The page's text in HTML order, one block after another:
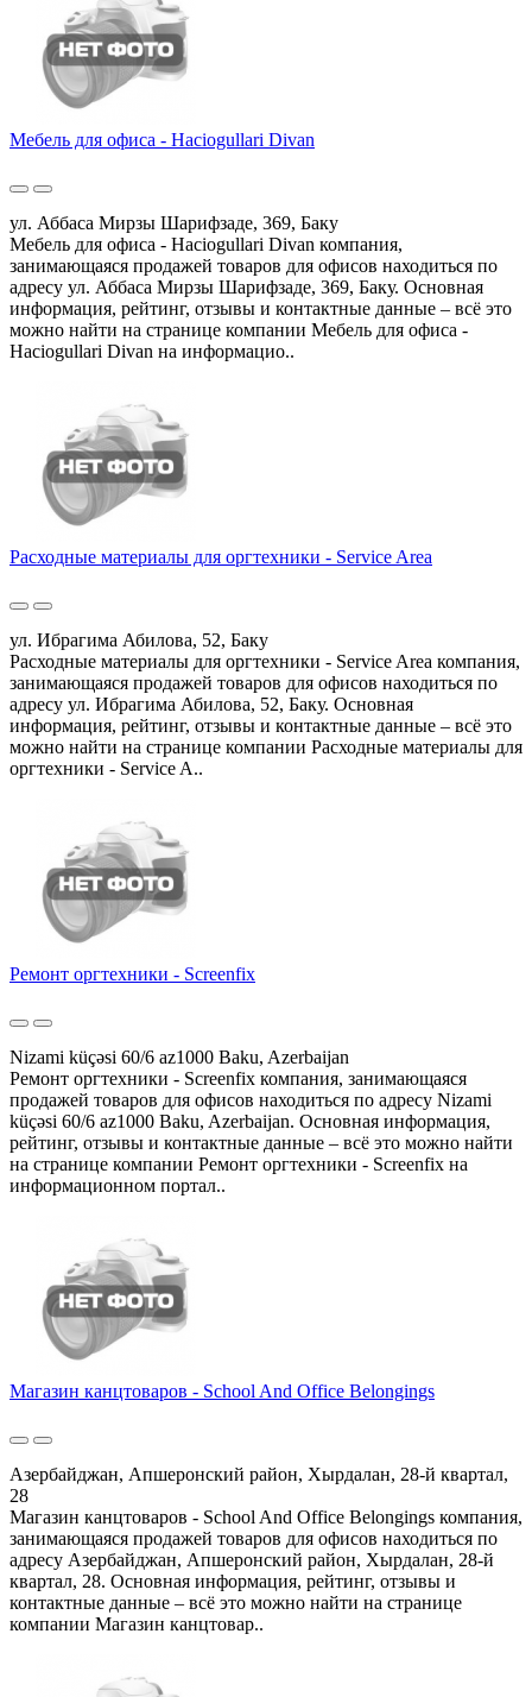
Мебель для офиса - Haciogullari Divan
ул. Аббаса Мирзы Шарифзаде, 369, Баку
Мебель для офиса - Haciogullari Divan компания,
занимающаяся продажей товаров для офисов находиться по
адресу ул. Аббаса Мирзы Шарифзаде, 369, Баку. Основная
информация, рейтинг, отзывы и контактные данные – всё это
можно найти на странице компании Мебель для офиса -
Haciogullari Divan на информацио..
Расходные материалы для оргтехники - Service Area
ул. Ибрагима Абилова, 52, Баку
Расходные материалы для оргтехники - Service Area компания,
занимающаяся продажей товаров для офисов находиться по
адресу ул. Ибрагима Абилова, 52, Баку. Основная
информация, рейтинг, отзывы и контактные данные – всё это
можно найти на странице компании Расходные материалы для
оргтехники - Service A..
Ремонт оргтехники - Screenfix
Nizami küçəsi 60/6 az1000 Baku, Azerbaijan
Ремонт оргтехники - Screenfix компания, занимающаяся
продажей товаров для офисов находиться по адресу Nizami
küçəsi 60/6 az1000 Baku, Azerbaijan. Основная информация,
рейтинг, отзывы и контактные данные – всё это можно найти
на странице компании Ремонт оргтехники - Screenfix на
информационном портал..
Магазин канцтоваров - School And Office Belongings
Азербайджан, Апшеронский район, Хырдалан, 28-й квартал,
28
Магазин канцтоваров - School And Office Belongings компания,
занимающаяся продажей товаров для офисов находиться по
адресу Азербайджан, Апшеронский район, Хырдалан, 28-й
квартал, 28. Основная информация, рейтинг, отзывы и
контактные данные – всё это можно найти на странице
компании Магазин канцтовар..